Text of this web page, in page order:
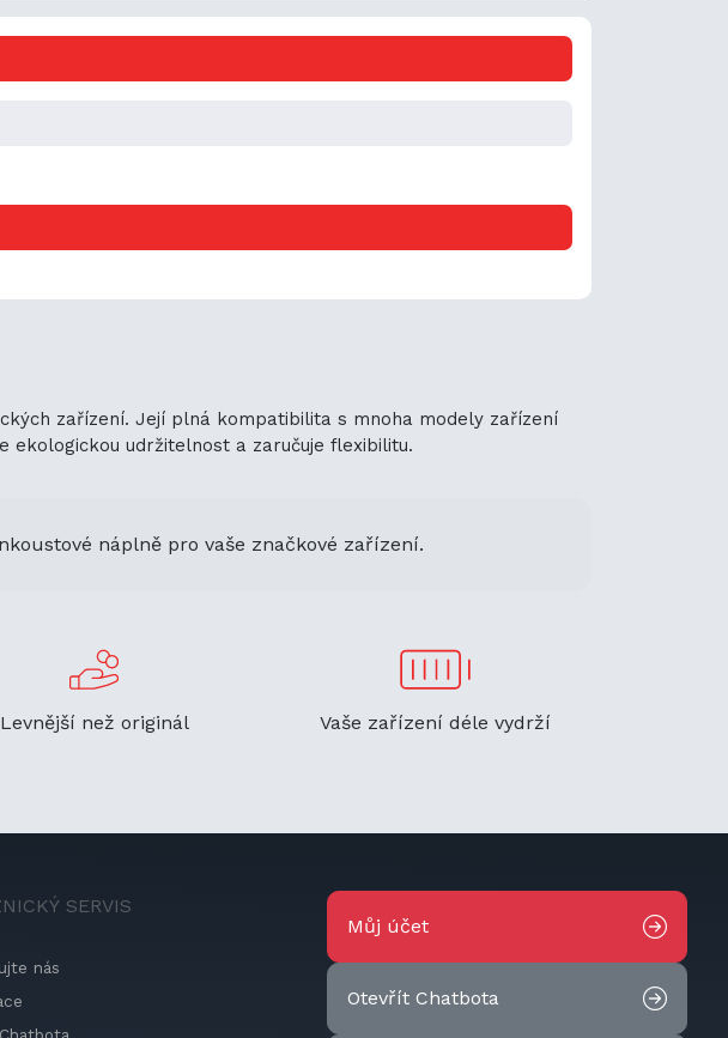
zařízení. Její plná kompatibilita s mnoha modely zařízení
ekologickou udržitelnost a zaručuje flexibilitu.
náplně pro vaše značkové zařízení.
Levnější než originál Vaše zařízení déle vydrží
SERVIS
nás
Můj účet
Otevřít Chatbota